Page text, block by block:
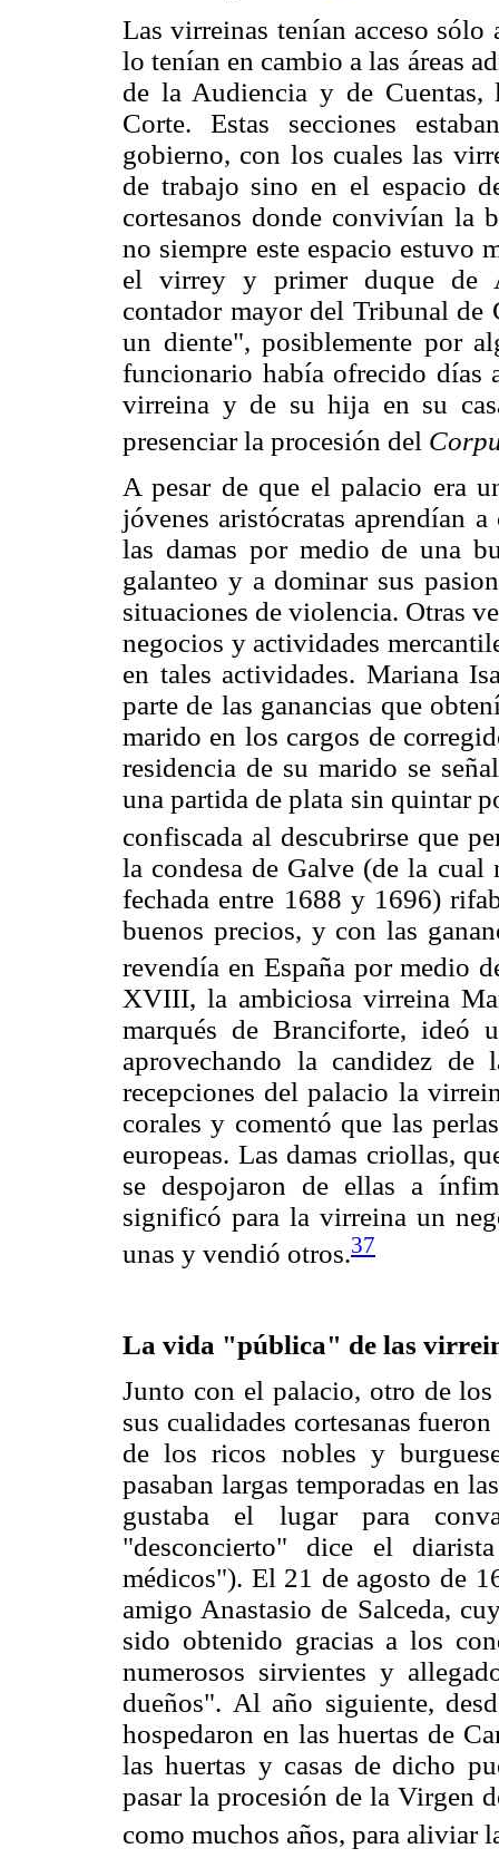
Las virreinas tenían acceso
lo tenían en cambio a las áreas
de la Audiencia y de
Corte. Estas secciones
gobierno, con los cuales las
de trabajo sino en el espacio
cortesanos donde convivían la
no siempre este espacio estuvo
el virrey y primer duque de
contador mayor del Tribunal de
un diente", posiblemente por
funcionario había ofrecido días
virreina y de su hija en su
presenciar la procesión del
A pesar de que el palacio era
jóvenes aristócratas aprendían
las damas por medio de una
galanteo y a dominar sus
situaciones de violencia. Otras
negocios y actividades
en tales actividades. Mariana
parte de las ganancias que
marido en los cargos de
residencia de su marido se
una partida de plata sin quintar
confiscada al descubrirse que
la condesa de Galve (de la cual
fechada entre 1688 y 1696)
buenos precios, y con las
revendía en España por medio
XVIII, la ambiciosa virreina
marqués de Branciforte, ideó
aprovechando la candidez
recepciones del palacio la
corales y comentó que las
europeas. Las damas criollas,
se despojaron de ellas a
significó para la virreina un
unas y vendió otros.37
La vida "pública" de las
Junto con el palacio, otro de
sus cualidades cortesanas
de los ricos nobles y
pasaban largas temporadas en
gustaba el lugar para
"desconcierto" dice el
médicos"). El 21 de agosto de
amigo Anastasio de Salceda,
sido obtenido gracias a los
numerosos sirvientes y
dueños". Al año siguiente,
hospedaron en las huertas de
las huertas y casas de dicho
pasar la procesión de la Virgen
como muchos años, para aliviar